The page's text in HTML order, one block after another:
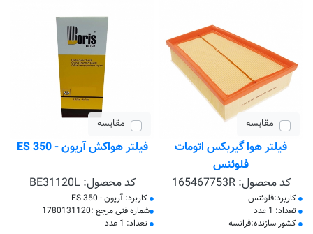
مقایسه
فیلتر هوا گیربکس اتومات
فلوئنس
کد محصول:165467753R
کاربرد:فلوئنس
تعداد: 1 عدد
کشور سازنده:فرانسه
مقایسه
فیلتر هواکش آریون - ES 350
کد محصول:BE31120L
کاربرد: آریون - ES 350
​شماره فنی مرجع :1780131120
تعداد: 1 عدد